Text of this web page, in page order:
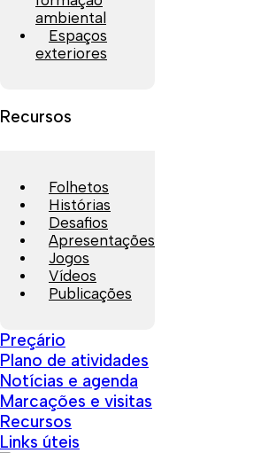
ambiental
Espaços
exteriores
Recursos
Folhetos
Histórias
Desafios
Apresentações
Jogos
Vídeos
Publicações
Preçário
Plano de atividades
Notícias e agenda
Marcações e visitas
Recursos
Links úteis